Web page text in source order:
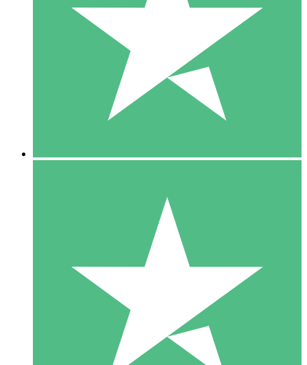
Paga a consumo con crediti di download. Nessun impegno
1 Download
10
US$1500
10 Download
20